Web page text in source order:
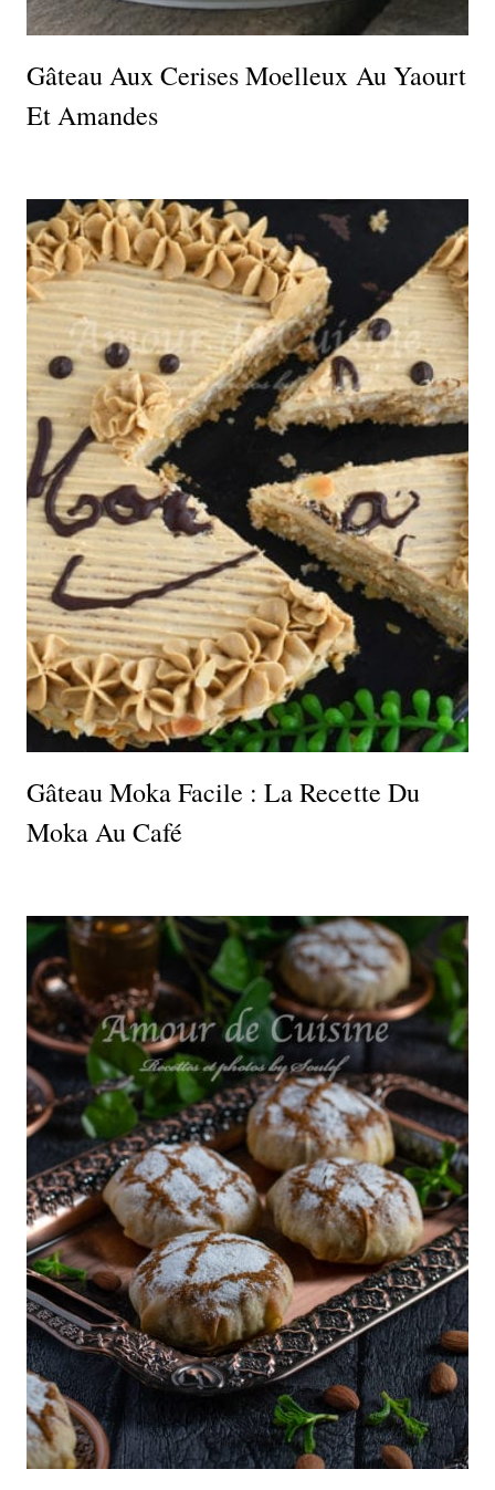
Gâteau Aux Cerises Moelleux Au Yaourt
Et Amandes
Gâteau Moka Facile : La Recette Du
Moka Au Café